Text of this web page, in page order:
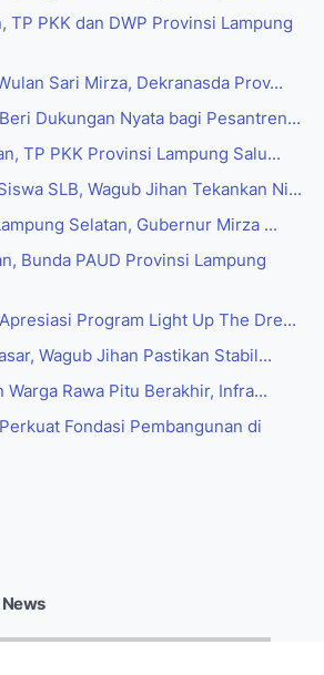
TP PKK dan DWP Provinsi Lampung
Sari Mirza, Dekranasda Prov...
Dukungan Nyata bagi Pesantren...
TP PKK Provinsi Lampung Salu...
SLB, Wagub Jihan Tekankan Ni...
Selatan, Gubernur Mirza ...
Bunda PAUD Provinsi Lampung
Program Light Up The Dre...
Wagub Jihan Pastikan Stabil...
Rawa Pitu Berakhir, Infra...
Fondasi Pembangunan di
News